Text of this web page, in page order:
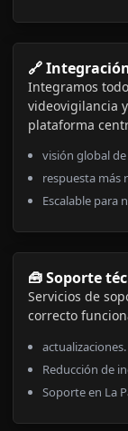
🔗
Integramos
videovigilancia
plataforma
visión global
respuesta más
Escalable para
🧰 Soporte
Servicios de
correcto
actualizaciones.
Reducción de
Soporte en La